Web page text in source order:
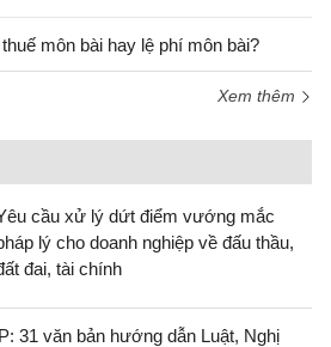
môn bài hay lệ phí môn bài?
Xem thêm
cầu xử lý dứt điểm vướng mắc
lý cho doanh nghiệp về đấu thầu,
đai, tài chính
31 văn bản hướng dẫn Luật, Nghị